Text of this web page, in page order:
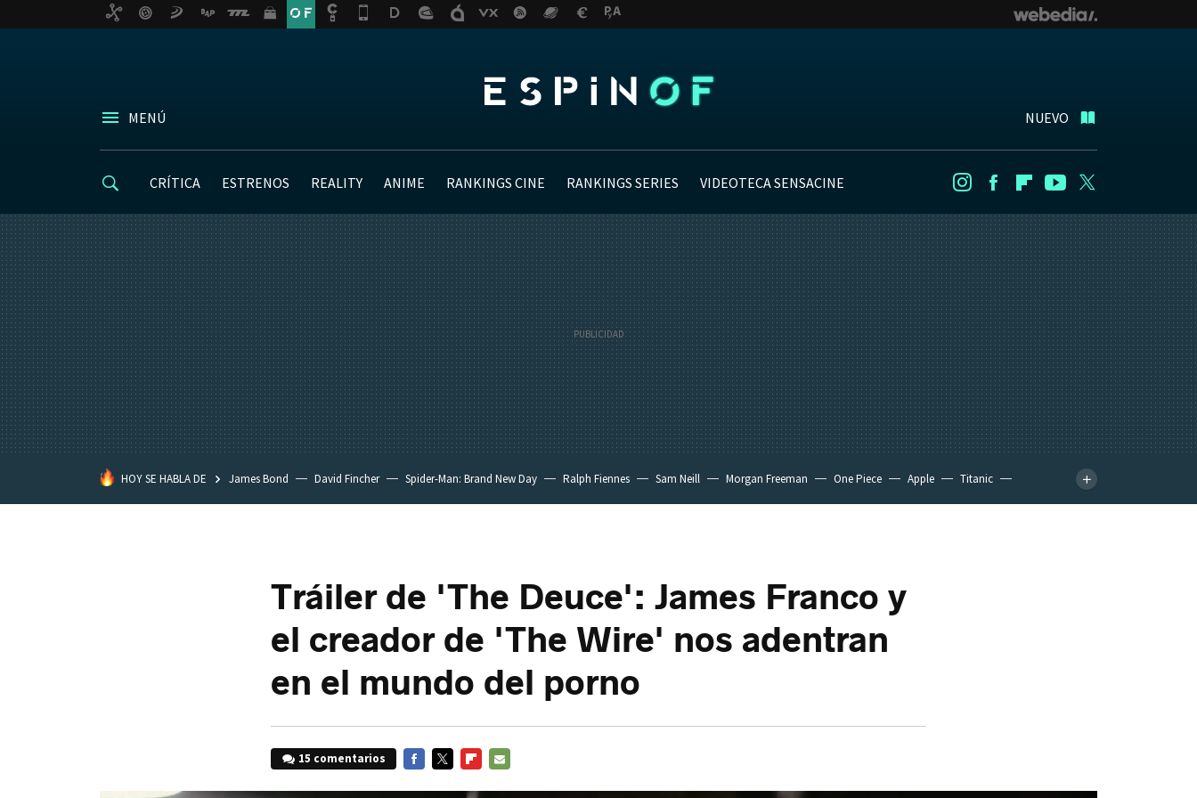
MENÚ NUEVO
CRÍTICA ESTRENOS REALITY ANIME RANKINGS CINE RANKINGS SERIES VIDEOTECA SENSACINE InstagramFacebookFlipboard
Youtube
HOY SE HABLA DE James Bond David Fincher Spider-Man: Brand New Day Ralph Fiennes Sam Neill Morgan Freeman One Piece Apple
Titanic
Tráiler de 'The Deuce': James Franco y
el creador de 'The Wire' nos adentran
en el mundo del porno
15 comentarios